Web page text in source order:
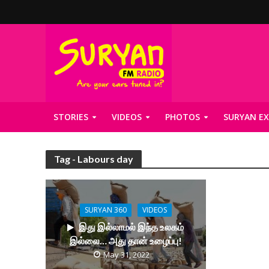
STORIES VIDEOS PHOTOS SURYAN
Tag - Labours day
SURYAN 360 VIDEOS
இது இல்லாமல் இந்த உலகம்
இல்லை… அது தான் உழைப்பு!
May 31, 2022